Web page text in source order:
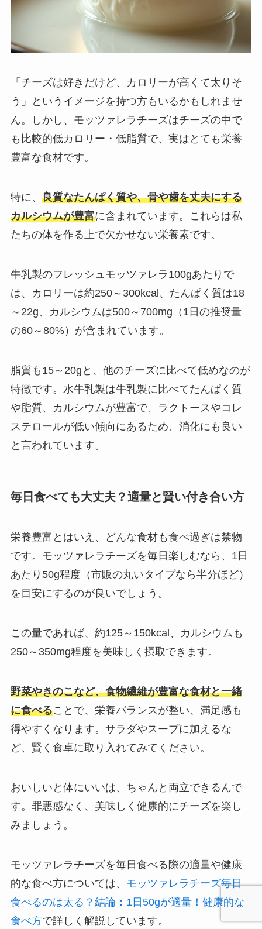
「チーズは好きだけど、カロリーが高くて太りそ
う」というイメージを持つ方もいるかもしれませ
ん。しかし、モッツァレラチーズはチーズの中で
も比較的低カロリー・低脂質で、実はとても栄養
豊富な食材です。
特に、 良質なたんぱく質や、骨や歯を丈夫にする
カルシウムが豊富に含まれています。これらは私
たちの体を作る上で欠かせない栄養素です。
牛乳製のフレッシュモッツァレラ100gあたりで
は、カロリーは約250～300kcal、たんぱく質は18
～22g、カルシウムは500～700mg（1日の推奨量
の60～80%）が含まれています。
脂質も15～20gと、他のチーズに比べて低めなのが
特徴です。水牛乳製は牛乳製に比べてたんぱく質
や脂質、カルシウムが豊富で、ラクトースやコレ
ステロールが低い傾向にあるため、消化にも良い
と言われています。
毎日食べても大丈夫？適量と賢い付き合い方
栄養豊富とはいえ、どんな食材も食べ過ぎは禁物
です。モッツァレラチーズを毎日楽しむなら、1日
あたり50g程度（市販の丸いタイプなら半分ほど）
を目安にするのが良いでしょう。
この量であれば、約125～150kcal、カルシウムも
250～350mg程度を美味しく摂取できます。
野菜やきのこなど、食物繊維が豊富な食材と一緒
に食べることで、栄養バランスが整い、満足感も
得やすくなります。サラダやスープに加えるな
ど、賢く食卓に取り入れてみてください。
おいしいと体にいいは、ちゃんと両立できるんで
す。罪悪感なく、美味しく健康的にチーズを楽し
みましょう。
モッツァレラチーズを毎日食べる際の適量や健康
的な食べ方については、 モッツァレラチーズ毎日
食べるのは太る？結論：1日50gが適量！健康的な
食べ方で詳しく解説しています。